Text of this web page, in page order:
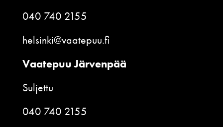
040 740 2155
helsinki@vaatepuu.fi
Vaatepuu Järvenpää
Suljettu
040 740 2155